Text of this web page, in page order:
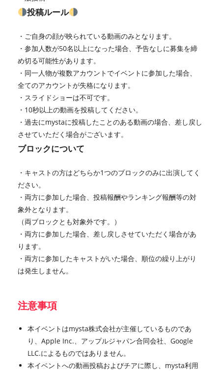
投稿ルール
・ご自身の顔が映られている動画のみとなります。
・参加人数が50名以上になった場合、予告なしに募集を締
め切る可能性があります。
・同一人物が複数アカウントでイベントに参加した場合、
全てのアカウントが失格になります。
・スライドショーは不可です。
・10秒以上の動画を投稿してください。
・過去にmystaに投稿したことのある動画の場合、差し戻し
させていただく場合がございます。
ブロックについて
・キャストの方はどちらか1つのブロックのみに出演してく
ださい。
・両方に参加した場合、投稿報酬やランキング報酬等の対
象外となります。
（両ブロックとも対象外です。）
・両方に参加した場合、差し戻しさせていただく場合があ
ります。
・両方に参加したキャストがいた場合、順位の繰り上がり
は発生しません。
注意事項
本イベントはmysta株式会社が主催しているものであ
り、Apple Inc.、アップルジャパン合同会社、Google
LLC.によるものではありません。
本イベントへの動画投稿およびチアに際し、mysta利用